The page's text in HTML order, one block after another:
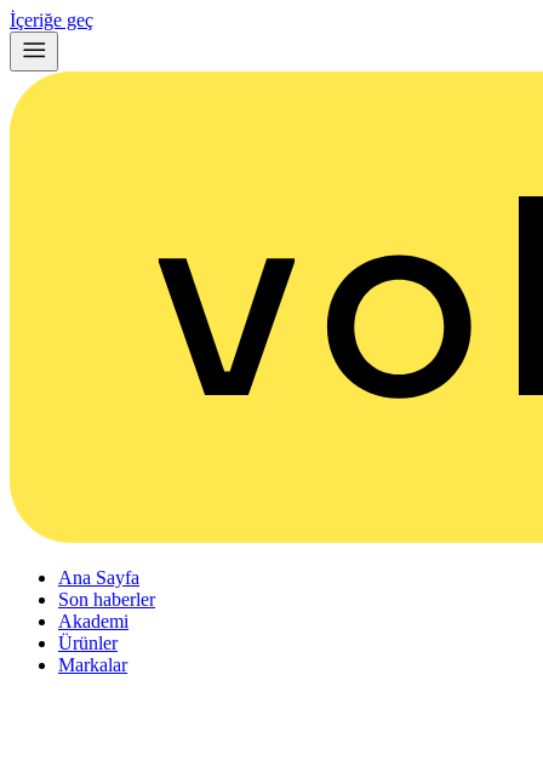
İçeriğe geç
Ana Sayfa
Son haberler
Akademi
Ürünler
Markalar